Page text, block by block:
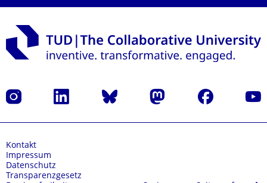
Instagram LinkedIn Bluesky Mastodon Facebook
Kontakt
Impressum
Datenschutz
Transparenzgesetz